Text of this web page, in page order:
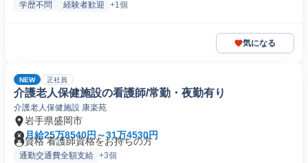
学歴不問 経験者歓迎 +1個
気になる
NEW 正社員
介護老人保健施設の看護師/常勤・夜勤有り
介護老人保健施設 康楽苑
岩手県盛岡市
月給25万8540円～31万4530円
資格 看護師資格をお持ちの方
通勤交通費全額支給 +3個